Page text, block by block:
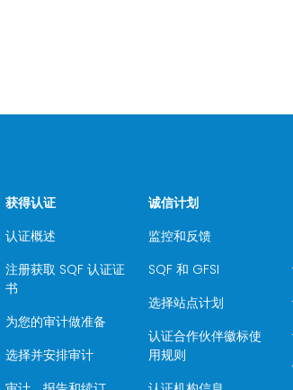
获得认证
认证概述
注册获取 SQF 认证证
书
为您的审计做准备
选择并安排审计
诚信计划
监控和反馈
SQF 和 GFSI
选择站点计划
认证合作伙伴徽标使
用规则